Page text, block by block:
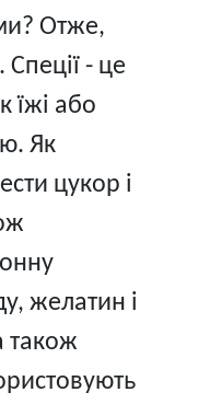
Отже,
- це
їжі або
Як
цукор і
желатин і
також